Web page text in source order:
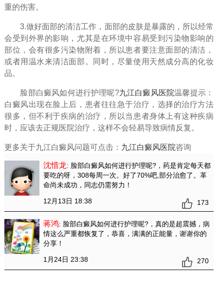
重的伤害。
3.做好面部的清洁工作，面部的皮肤是暴露的，所以经常
会受到外界的影响，尤其是在环境中容易受到污染物影响的
部位，会有很多污染物附着，所以患者要注意面部的清洁，
或者用温水来清洁面部。同时，尽量使用天然成分高的化妆
品。
脸部白癜风如何进行护理呢?九江白癜风医院温馨提示：
白癜风出现在脸上后，患者往往急于治疗，选择的治疗方法
很多，但不利于疾病的治疗，所以当患者身体上有这种疾病
时，应该去正规医院治疗，这样不会轻易导致病情反复。
更多关于九江白癜风问题可点击： 九江白癜风医院咨询
沈惜龙: 脸部白癜风如何进行护理呢? ，药是肯定每天都
要吃的呀，308每周一次。好了70%吧,部分治愈了。革
命尚未成功，同志仍需努力！
12月13日 18:38 173
蒋鸿: 脸部白癜风如何进行护理呢? ，真的是超震撼，病
情这么严重都恢复了，恭喜，满满的正能量，谢谢你的
分享！
1月24日 23:38 270